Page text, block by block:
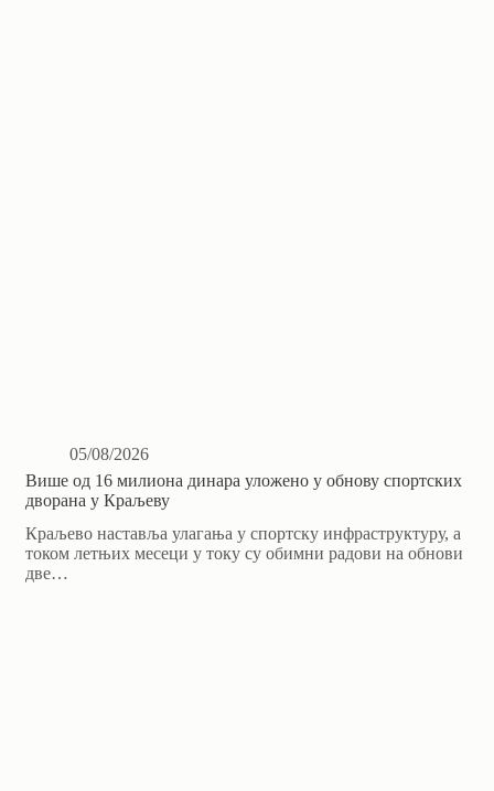
05/08/2026
Више од 16 милиона динара уложено у обнову спортских
дворана у Краљеву
Краљево наставља улагања у спортску инфраструктуру, а
током летњих месеци у току су обимни радови на обнови
две…